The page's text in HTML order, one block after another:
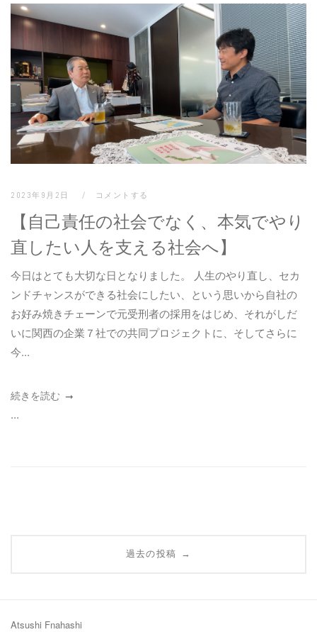
2023年9月2日 コメントする
【自己責任の社会でなく、本気でやり
直したい人を支える社会へ】
今日はとても大切な日となりました。 人生のやり直し、セカ
ンドチャンスができる社会にしたい、という思いから自社の
お好み焼きチェーンで元受刑者の採用をはじめ、それがしだ
いに関西の企業７社での共同プロジェクトに、そしてさらに
今...
続きを読む
...
過去の投稿 →
Atsushi Fnahashi